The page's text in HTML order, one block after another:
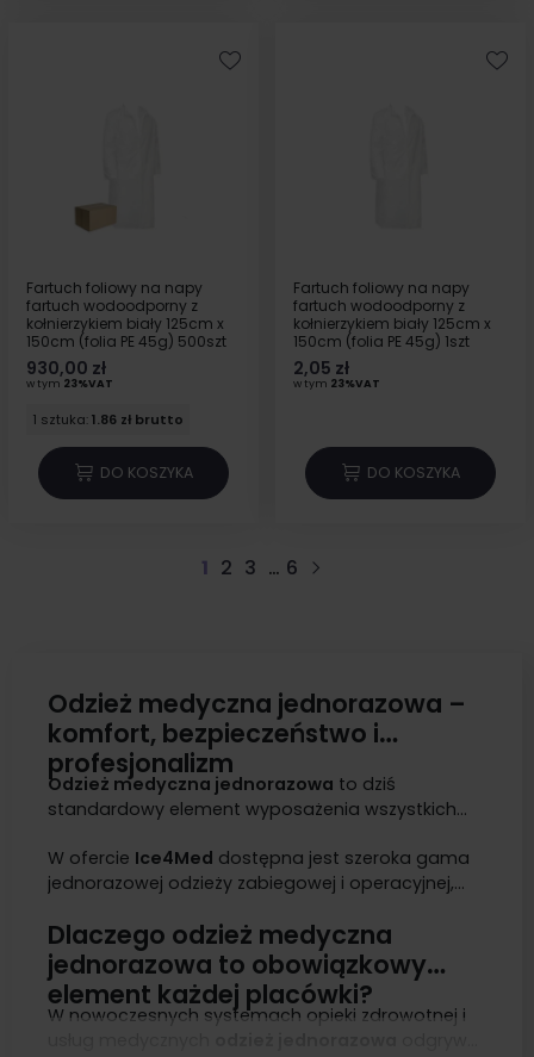
Fartuch foliowy na napy
fartuch wodoodporny z
kołnierzykiem biały 125cm x
150cm (folia PE 45g) 500szt
930,00 zł
w tym 23%VAT
1 sztuka:1.86 zł brutto
DO KOSZYKA
Fartuch foliowy na napy
fartuch wodoodporny z
kołnierzykiem biały 125cm x
150cm (folia PE 45g) 1szt
2,05 zł
w tym 23%VAT
DO KOSZYKA
1 2 3 … 6
Następny
Odzież medyczna jednorazowa –
komfort, bezpieczeństwo i
profesjonalizm
Odzież medyczna jednorazowa to dziś
standardowy element wyposażenia wszystkich
wzmożony reżim sanitarny. Z powodzeniem
stosowana jest wszpitalach, klinikach,
także wlaboratoriach, punktach pobrań krwi,
salonach kosmetycznych i SPA, gdzie konieczne
jest zachowanie czystości mikrobiologicznej.
Odzież tego typu pełni funkcjęochronną i
W ofercie Ice4Med dostępna jest szeroka gama
jednorazowej odzieży zabiegowej i operacyjnej,
materiałów. Proponujemy odzież jednorazową
przeznaczoną do intensywnego użytkowania w
warunkach klinicznych, jak również ekonomiczne
rozwiązania do szybkich interwencji, krótkich
Dlaczego odzież medyczna
jednorazowa to obowiązkowy
element każdej placówki?
W nowoczesnych systemach opieki zdrowotnej i